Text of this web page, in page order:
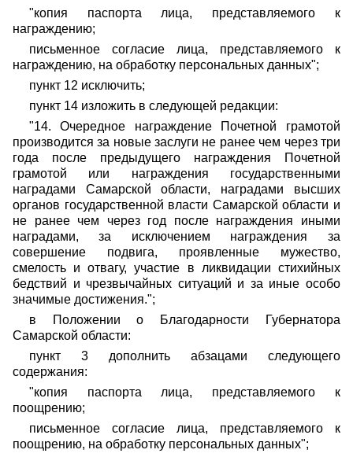
"копия паспорта лица, представляемого к
награждению;
письменное согласие лица, представляемого к
награждению, на обработку персональных данных";
пункт 12 исключить;
пункт 14 изложить в следующей редакции:
"14. Очередное награждение Почетной грамотой
производится за новые заслуги не ранее чем через три
года после предыдущего награждения Почетной
грамотой или награждения государственными
наградами Самарской области, наградами высших
органов государственной власти Самарской области и
не ранее чем через год после награждения иными
наградами, за исключением награждения за
совершение подвига, проявленные мужество,
смелость и отвагу, участие в ликвидации стихийных
бедствий и чрезвычайных ситуаций и за иные особо
значимые достижения.";
в Положении о Благодарности Губернатора
Самарской области:
пункт 3 дополнить абзацами следующего
содержания:
"копия паспорта лица, представляемого к
поощрению;
письменное согласие лица, представляемого к
поощрению, на обработку персональных данных";